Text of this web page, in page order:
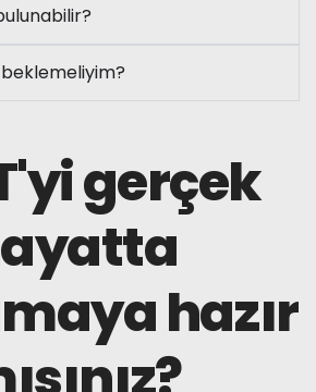
gerçek
hazır